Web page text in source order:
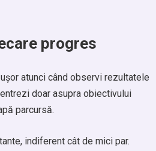
progres
atunci când observi rezultatele
doar asupra obiectivului
parcursă.
indiferent cât de mici par.